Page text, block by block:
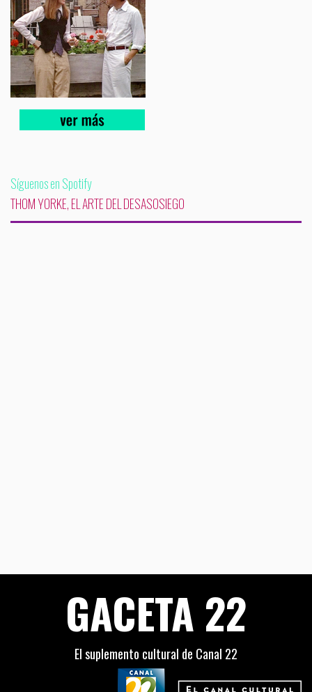
Síguenos en Spotify
THOM YORKE, EL ARTE DEL DESASOSIEGO
GACETA 22
El suplemento cultural de Canal 22